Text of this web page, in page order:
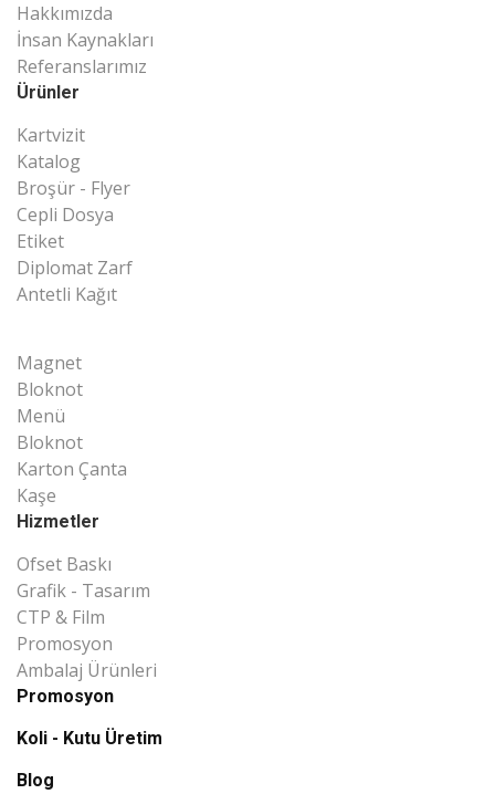
Hakkımızda
İnsan Kaynakları
Referanslarımız
Ürünler
Kartvizit
Katalog
Broşür - Flyer
Cepli Dosya
Etiket
Diplomat Zarf
Antetli Kağıt
Magnet
Bloknot
Menü
Bloknot
Karton Çanta
Kaşe
Hizmetler
Ofset Baskı
Grafik - Tasarım
CTP & Film
Promosyon
Ambalaj Ürünleri
Promosyon
Koli - Kutu Üretim
Blog